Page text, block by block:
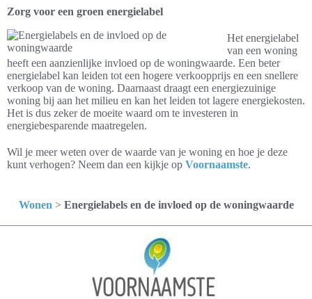
Zorg voor een groen energielabel
Het energielabel
van een woning
heeft een aanzienlijke invloed op de woningwaarde. Een beter
energielabel kan leiden tot een hogere verkoopprijs en een snellere
verkoop van de woning. Daarnaast draagt een energiezuinige
woning bij aan het milieu en kan het leiden tot lagere energiekosten.
Het is dus zeker de moeite waard om te investeren in
energiebesparende maatregelen.
Wil je meer weten over de waarde van je woning en hoe je deze
kunt verhogen? Neem dan een kijkje op Voornaamste.
Wonen > Energielabels en de invloed op de woningwaarde